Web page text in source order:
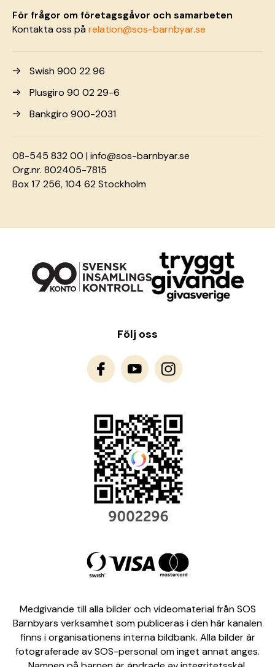
För frågor om företagsgåvor och samarbeten
Kontakta oss pårelation@sos-barnbyar.se
Swish 900 22 96
Plusgiro 90 02 29-6
Bankgiro 900-2031
08-545 832 00 |info@sos-barnbyar.se
Org.nr. 802405-7815
Box 17 256, 104 62 Stockholm
Följ oss
Medgivande till alla bilder och videomaterial från SOS
Barnbyars verksamhet som publiceras i den här kanalen
finns i organisationens interna bildbank. Alla bilder är
fotograferade av SOS-personal om inget annat anges.